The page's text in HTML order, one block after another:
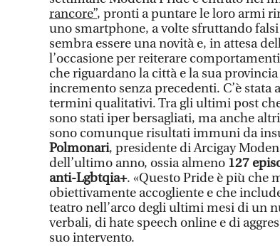
rancore”, pronti a puntare le loro armi
uno smartphone, a volte sfruttando
sembra essere una novità e, in attesa
l’occasione per reiterare
che riguardano la città e la sua
incremento senza precedenti. C’è stata
termini qualitativi. Tra gli ultimi post
sono stati iper bersagliati, ma anche
sono comunque risultati immuni da
Polmonari, presidente di Arcigay
dell’ultimo anno, ossia almeno 127
anti-Lgbtqia+. «Questo Pride è più che
obiettivamente accogliente e che
teatro nell’arco degli ultimi mesi di un
verbali, di hate speech online e di
suo intervento.